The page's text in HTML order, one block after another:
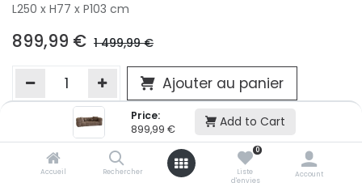
Price:
899,99 € Add to Cart
Accueil Rechercher
0
Liste
d'envies
Account
L250 x H77 x P103 cm
899,99 € 1 499,99€
Ajouter au panier
Ajouter à la liste d'envie
Si vous ne pouvez pas ajouter cet article dans votre panier
victime de son succès et momentanément indisponible.